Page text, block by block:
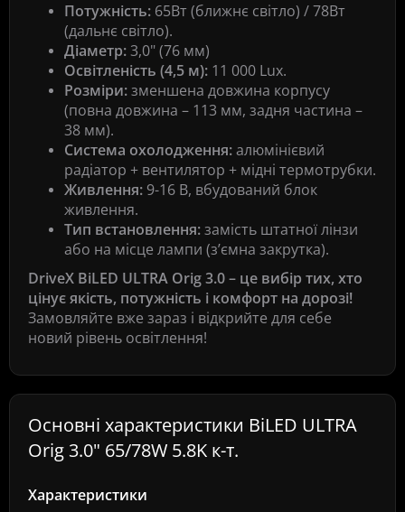
Потужність: 65Вт (ближнє світло) / 78Вт
(дальнє світло).
Діаметр:3,0" (76 мм)
Освітленість (4,5 м): 11 000 Lux.
Розміри:зменшена довжина корпусу
(повна довжина – 113 мм, задня частина –
38 мм).
Система охолодження:алюмінієвий
радіатор + вентилятор + мідні термотрубки.
Живлення: 9-16 В, вбудований блок
живлення.
Тип встановлення:замість штатної лінзи
або на місце лампи (з’ємна закрутка).
DriveX BiLED ULTRA Orig 3.0 – це вибір тих, хто
цінує якість, потужність і комфорт на дорозі!
Замовляйте вже зараз і відкрийте для себе
новий рівень освітлення!
Основні характеристики BiLED ULTRA
Orig 3.0" 65/78W 5.8K к-т.
Характеристики